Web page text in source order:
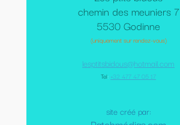
chemin des meuniers 7
5530 Godinne
(uniquement sur rendez-vous)
lesptitsbidous@hotmail.com
Tel: +32 477 47 05 17
site créé par: